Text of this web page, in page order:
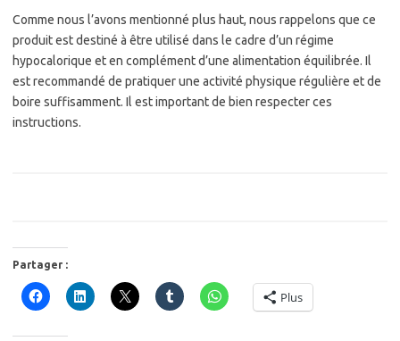
Comme nous l’avons mentionné plus haut, nous rappelons que ce
produit est destiné à être utilisé dans le cadre d’un régime
hypocalorique et en complément d’une alimentation équilibrée. Il
est recommandé de pratiquer une activité physique régulière et de
boire suffisamment. Il est important de bien respecter ces
instructions.
Partager :
Plus